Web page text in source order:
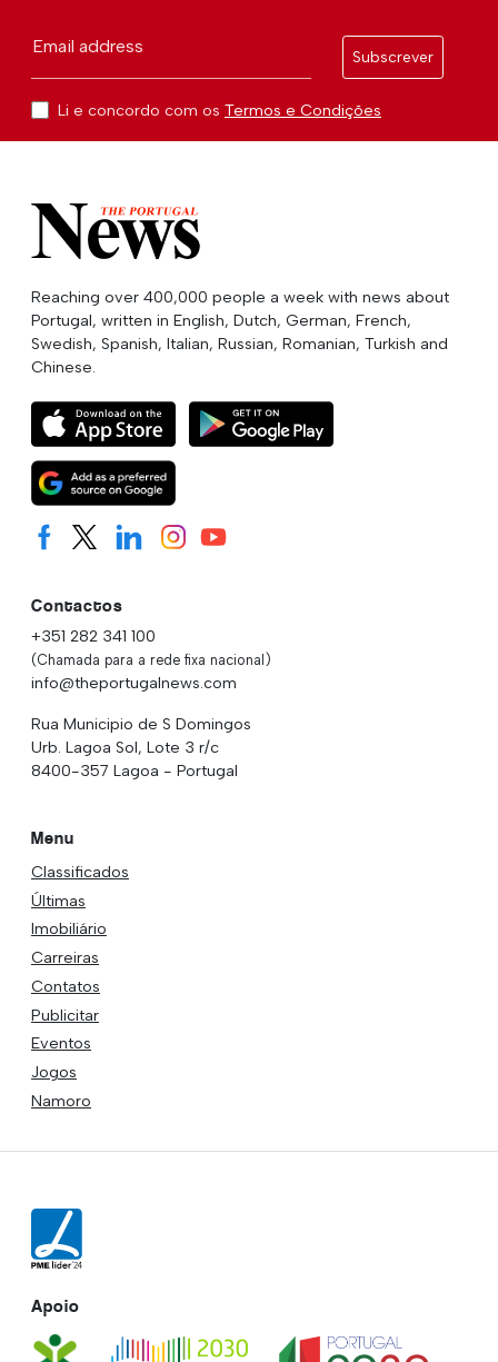
Email address
Subscrever
Li e concordo com os Termos e Condições
Reaching over 400,000 people a week with news about
Portugal, written in English, Dutch, German, French,
Swedish, Spanish, Italian, Russian, Romanian, Turkish and
Chinese.
Contactos
+351 282 341 100
(Chamada para a rede fixa nacional)
info@theportugalnews.com
Rua Municipio de S Domingos
Urb. Lagoa Sol, Lote 3 r/c
8400-357 Lagoa - Portugal
Menu
Classificados
Últimas
Imobiliário
Carreiras
Contatos
Publicitar
Eventos
Jogos
Namoro
Apoio